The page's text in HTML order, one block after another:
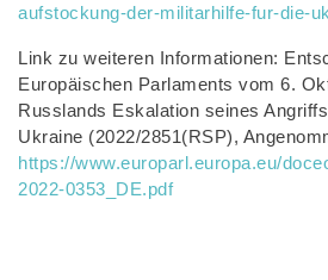
aufstockung-der-militarhilfe-fur-die-
Link zu weiteren Informationen:
Europäischen Parlaments vom 6.
Russlands Eskalation seines
Ukraine (2022/2851(RSP),
https://www.europarl.europa.eu/
2022-0353_DE.pdf